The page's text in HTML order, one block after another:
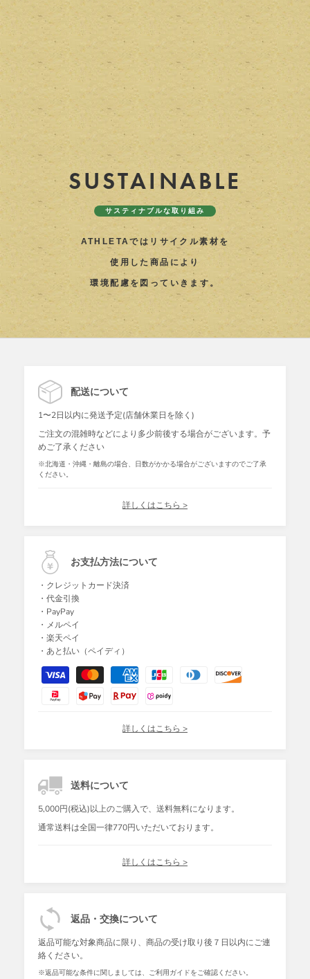
SUSTAINABLE
サスティナブルな取り組み
ATHLETAではリサイクル素材を
使用した商品により
環境配慮を図っていきます。
配送について
1〜2日以内に発送予定(店舗休業日を除く)
ご注文の混雑時などにより多少前後する場合がございます。予
めご了承ください
※北海道・沖縄・離島の場合、日数がかかる場合がございますのでご了承
ください。
詳しくはこちら >
お支払方法について
・クレジットカード決済
・代金引換
・PayPay
・メルペイ
・楽天ペイ
・あと払い（ペイディ）
詳しくはこちら >
送料について
5,000円(税込)以上のご購入で、送料無料になります。
通常送料は全国一律770円いただいております。
詳しくはこちら >
返品・交換について
返品可能な対象商品に限り、商品の受け取り後７日以内にご連
絡ください。
※返品可能な条件に関しましては、ご利用ガイドをご確認ください。